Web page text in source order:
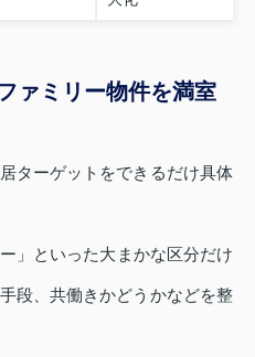
ァミリー物件を満室
ターゲットをできるだけ具体
」といった大まかな区分だけ
段、共働きかどうかなどを整